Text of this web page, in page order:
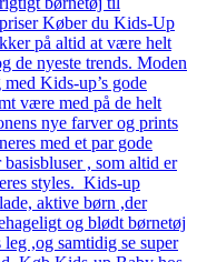
Køber du Kids-Up
på altid at være helt
de nyeste trends. Moden
Kids-up’s gode
være med på de helt
nye farver og prints
med et par gode
basisbluser , som altid er
styles. Kids-up
aktive børn ,der
og blødt børnetøj
,og samtidig se super